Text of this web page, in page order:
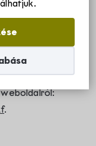
Ászf
. adottságai